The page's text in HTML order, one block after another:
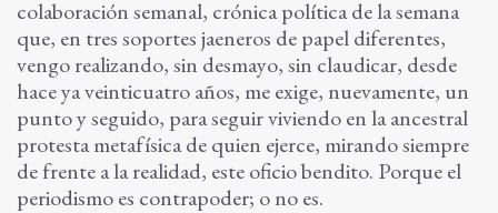
colaboración semanal, crónica política de la semana
que, en tres soportes jaeneros de papel diferentes,
vengo realizando, sin desmayo, sin claudicar, desde
hace ya veinticuatro años, me exige, nuevamente, un
punto y seguido, para seguir viviendo en la ancestral
protesta metafísica de quien ejerce, mirando siempre
de frente a la realidad, este oficio bendito. Porque el
periodismo es contrapoder; o no es.